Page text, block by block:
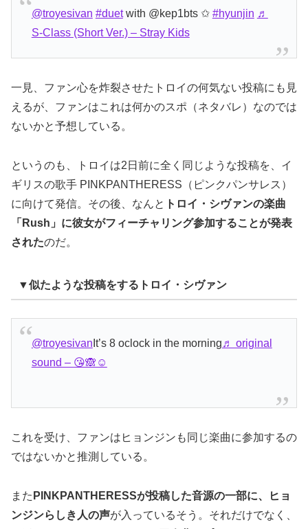
@troyesivan #duetwith @kep1bts ✩ #hyunjin ♬
S-Class (Short Ver.) – Stray Kids
一見、ファン心を炸裂させたトロイの何気ない投稿にも見
えるが、ファンはこれは何かのスポ（ネタバレ）なのでは
ないかと予想している。
というのも、トロイは2日前に全く同じような投稿を、イ
ギリスの歌手 PINKPANTHERESS（ピンクパンサレス）
に向けて発信。その後、なんと トロイ・シヴァンの楽曲
「Rush」に彼女がフィーチャリング参加することが発表
されたのだ。
▼似たような投稿をするトロイ・シヴァン
@troyesivan It’s 8 oclock in the morning♬ original
sound – 😘🙈☺️
これを受け、ファンはヒョンジンも同じ楽曲に参加するの
ではないかと推測している。
また PINKPANTHERESSが投稿した音源の一部に、ヒョ
ンジンらしき人の声が入っているそう。それだけでなく、